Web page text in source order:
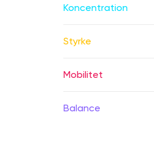
Koncentration
Styrke
Mobilitet
Balance